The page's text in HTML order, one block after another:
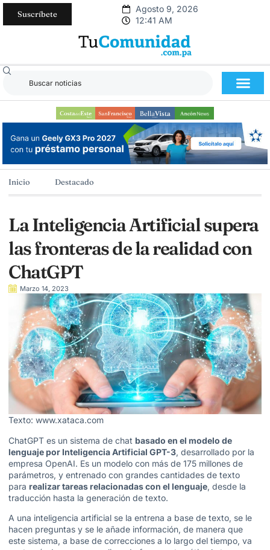
Suscríbete
Agosto 9, 2026
12:41 AM
Inicio Destacado
La Inteligencia Artificial supera
las fronteras de la realidad con
ChatGPT
Marzo 14, 2023
Texto: www.xataca.com
ChatGPT es un sistema de chat basado en el modelo de
lenguaje por Inteligencia Artificial GPT-3, desarrollado por la
empresa OpenAI. Es un modelo con más de 175 millones de
parámetros, y entrenado con grandes cantidades de texto
para realizar tareas relacionadas con el lenguaje, desde la
traducción hasta la generación de texto.
A una inteligencia artificial se la entrena a base de texto, se le
hacen preguntas y se le añade información, de manera que
este sistema, a base de correcciones a lo largo del tiempo, va